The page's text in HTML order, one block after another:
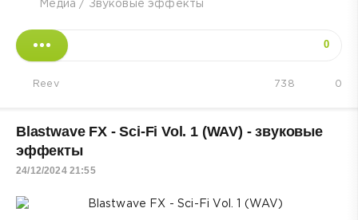
Медиа / Звуковые эффекты
0
Reev 0
738
Blastwave FX - Sci-Fi Vol. 1 (WAV) - звуковые
эффекты
24/12/2024 21:55